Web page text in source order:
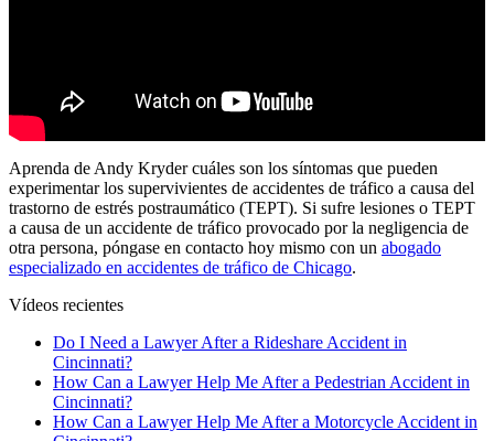
Aprenda de Andy Kryder cuáles son los síntomas que pueden
experimentar los supervivientes de accidentes de tráfico a causa del
trastorno de estrés postraumático (TEPT). Si sufre lesiones o TEPT
a causa de un accidente de tráfico provocado por la negligencia de
otra persona, póngase en contacto hoy mismo con un abogado
especializado en accidentes de tráfico de Chicago.
Vídeos recientes
Do I Need a Lawyer After a Rideshare Accident in
Cincinnati?
How Can a Lawyer Help Me After a Pedestrian Accident in
Cincinnati?
How Can a Lawyer Help Me After a Motorcycle Accident in